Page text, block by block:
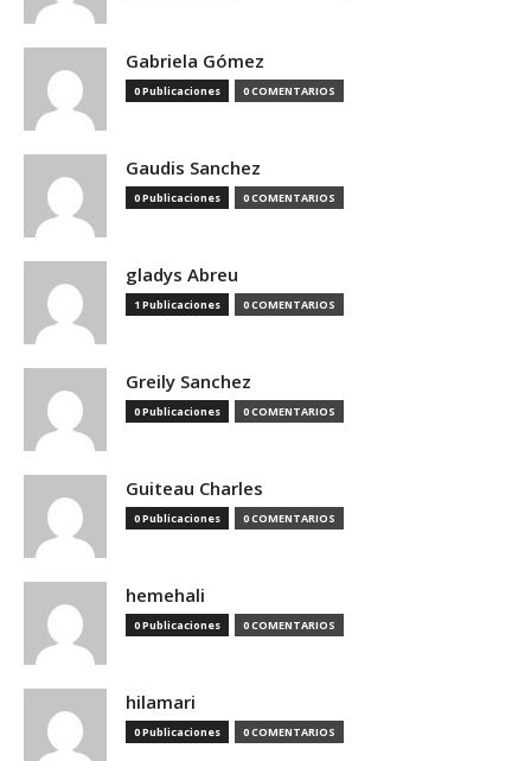
Gabriela Gómez
0 Publicaciones 0 COMENTARIOS
Gaudis Sanchez
0 Publicaciones 0 COMENTARIOS
gladys Abreu
1 Publicaciones 0 COMENTARIOS
Greily Sanchez
0 Publicaciones 0 COMENTARIOS
Guiteau Charles
0 Publicaciones 0 COMENTARIOS
hemehali
0 Publicaciones 0 COMENTARIOS
hilamari
0 Publicaciones 0 COMENTARIOS